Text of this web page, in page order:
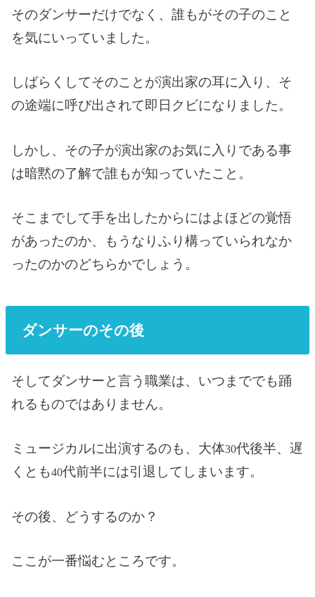
そのダンサーだけでなく、誰もがその子のこと
を気にいっていました。
しばらくしてそのことが演出家の耳に入り、そ
の途端に呼び出されて即日クビになりました。
しかし、その子が演出家のお気に入りである事
は暗黙の了解で誰もが知っていたこと。
そこまでして手を出したからにはよほどの覚悟
があったのか、もうなりふり構っていられなか
ったのかのどちらかでしょう。
ダンサーのその後
そしてダンサーと言う職業は、いつまででも踊
れるものではありません。
ミュージカルに出演するのも、大体30代後半、遅
くとも40代前半には引退してしまいます。
その後、どうするのか？
ここが一番悩むところです。